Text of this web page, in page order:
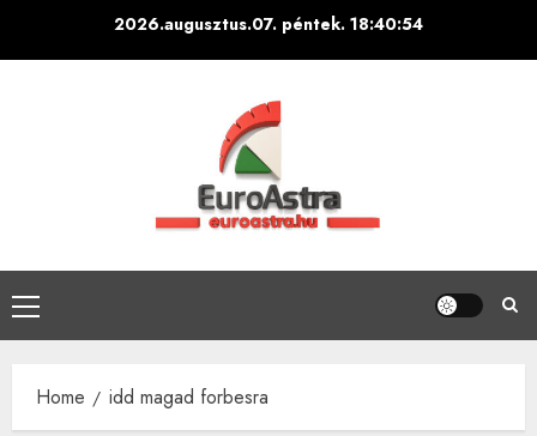
2026.augusztus.07. péntek. 18:40:55
Primary
Menu
Home idd magad forbesra